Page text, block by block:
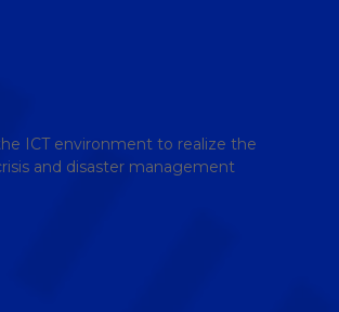
ICT environment to realize the
and disaster management